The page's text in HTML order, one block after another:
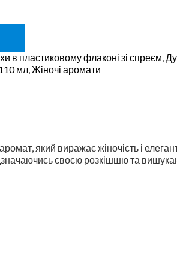
в пластиковому флаконі зі спреєм,
мл,Жіночі аромати
який виражає жіночість і
своєю розкішшю та